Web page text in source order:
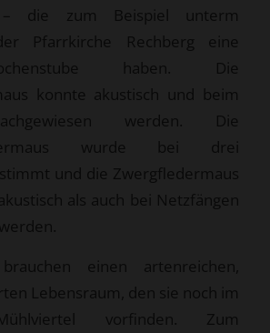
– die zum Beispiel unterm
Pfarrkirche Rechberg eine
haben. Die
konnte akustisch und beim
werden. Die
wurde bei drei
und die Zwergfledermaus
als auch bei Netzfängen
einen artenreichen,
Lebensraum, den sie noch im
vorfinden. Zum